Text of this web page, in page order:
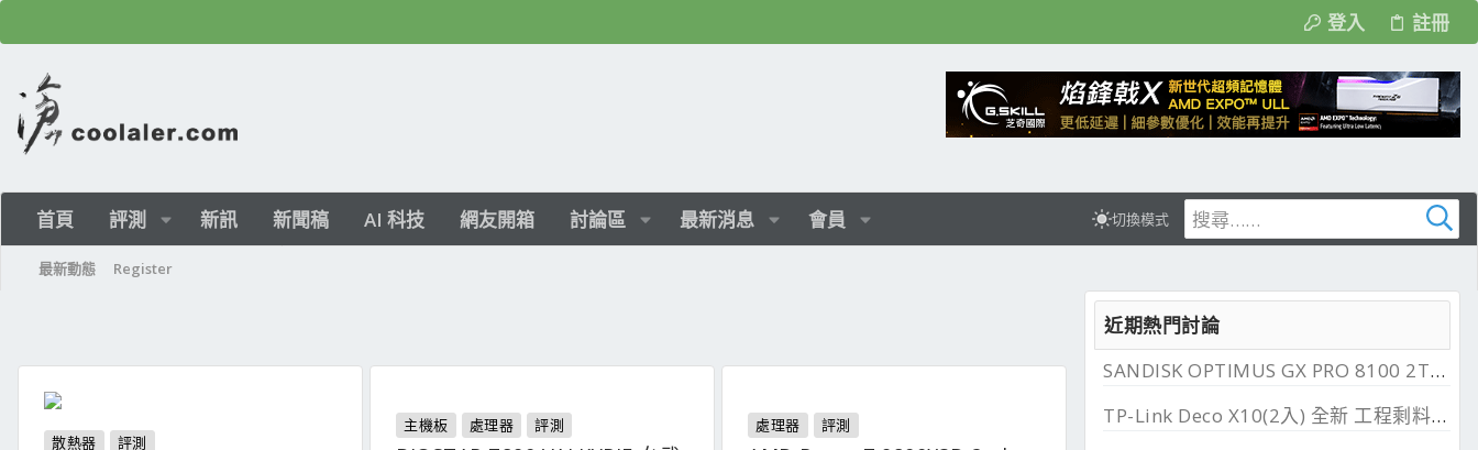
登入 註冊
首頁 評測 新訊 新聞稿 AI 科技 網友開箱 討論區 最新消息 會員 切換模式
最新動態 Register
散熱器 評測
主機板 處理器 評測 處理器 評測
近期熱門討論
SANDISK OPTIMUS GX PRO 8100 2TB 與 850X 2TB 開箱, PCIe 5.0 與 4.0 效能比較
TP-Link Deco X10(2入) 全新 工程剩料 可店到店 免運費